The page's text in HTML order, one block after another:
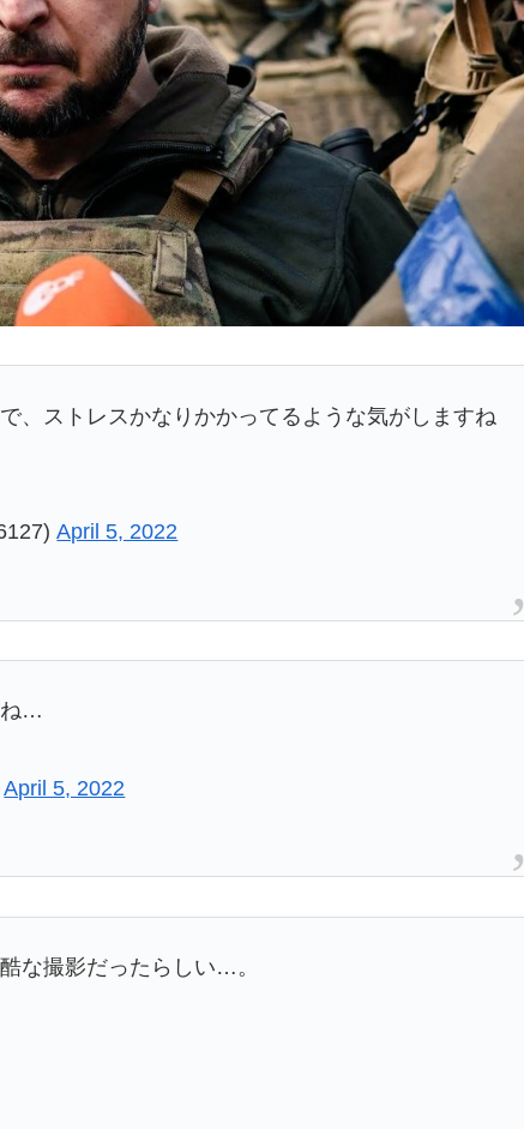
、ストレスかなりかかってるような気がしますね
April 5, 2022
ね…
April 5, 2022
な撮影だったらしい…。